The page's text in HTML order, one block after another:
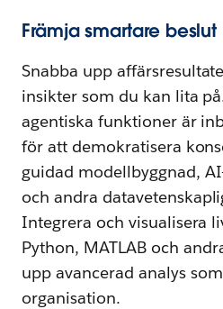
Främja smartare
Snabba upp
insikter som du kan lita
agentiska funktioner är
för att demokratisera
guidad modellbyggnad,
och andra
Integrera och visualisera
Python, MATLAB och
upp avancerad analys
organisation.